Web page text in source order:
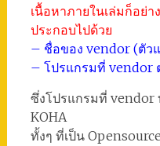
เนื้อหาภายในเล่มก็อย่
ประกอบไปด้วย
– ชื่อของ vendor (ตัว
– โปรแกรมที่ vendor
ซึ่งโปรแกรมที่ vendor
KOHA
ทั้งๆ ที่เป็น